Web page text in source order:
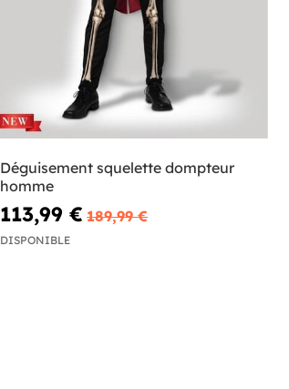
Déguisement squelette dompteur
homme
113,99 € 189,99 €
DISPONIBLE